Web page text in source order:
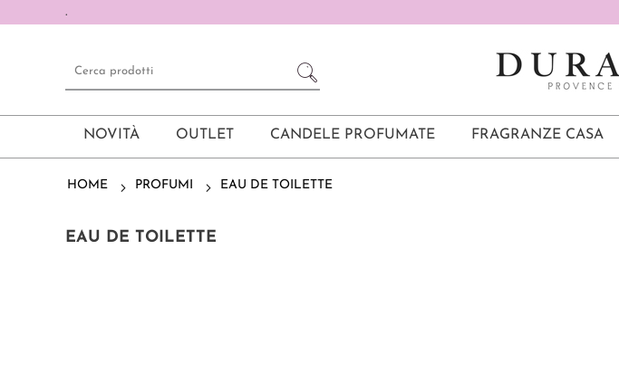
.
NOVITÀ OUTLET CANDELE PROFUMATE FRAGRANZE CASA
HOME PROFUMI EAU DE TOILETTE
EAU DE TOILETTE